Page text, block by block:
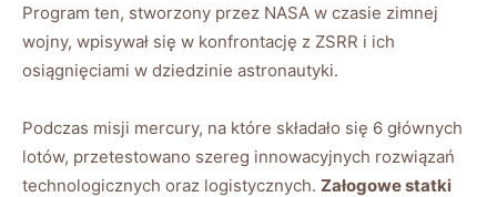
Program ten, stworzony przez NASA w czasie zimnej
wojny, wpisywał się w konfrontację z ZSRR i ich
osiągnięciami w dziedzinie astronautyki.
Podczas misji mercury, na które składało się 6 głównych
lotów, przetestowano szereg innowacyjnych rozwiązań
technologicznych oraz logistycznych. Załogowe statki